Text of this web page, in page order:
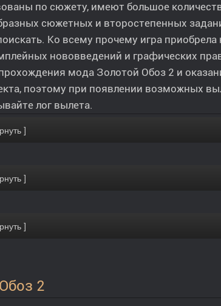
по сюжету, имеют большое
сюжетных и второстепенных
Ко всему прочему игра приобрела
нововведений и графических
мода Золотой Обоз 2 и
поэтому при появлении возможных
лог вылета.
2